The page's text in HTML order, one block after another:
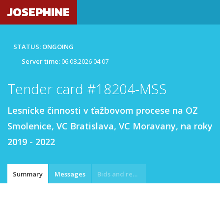
JOSEPHINE
STATUS: ONGOING
Server time:06.08.2026 04:07
Tender card #18204-MSS
Lesnícke činnosti v ťažbovom procese na OZ
Smolenice, VC Bratislava, VC Moravany, na roky
2019 - 2022
Summary Messages Bids and requests